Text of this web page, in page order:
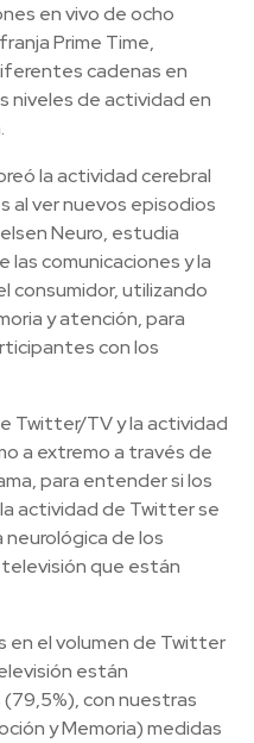
en vivo de ocho
Prime Time,
cadenas en
niveles de actividad en
la actividad cerebral
al ver nuevos episodios
Neuro, estudia
comunicaciones y la
consumidor, utilizando
y atención, para
con los
Twitter/TV y la actividad
a extremo a través de
para entender si los
actividad de Twitter se
de los
que están
en el volumen de Twitter
están
con nuestras
y Memoria) medidas